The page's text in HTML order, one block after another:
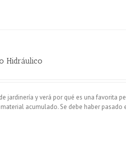
Hidráulico
jardinería y verá por qué es una favorita
acumulado. Se debe haber